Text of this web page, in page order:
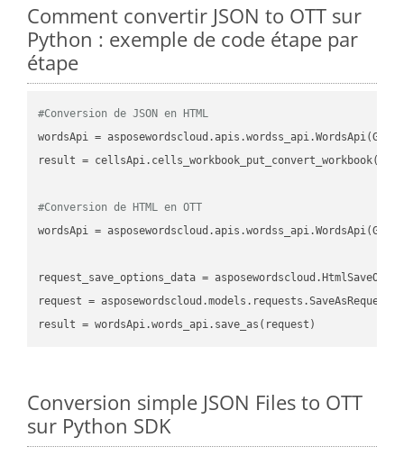
Comment convertir JSON to OTT sur
Python : exemple de code étape par
étape
#Conversion de JSON en HTML
wordsApi =
result =
#Conversion de HTML en OTT
wordsApi =
request_save_options_data =
request
result
Conversion simple JSON Files to OTT
sur Python SDK